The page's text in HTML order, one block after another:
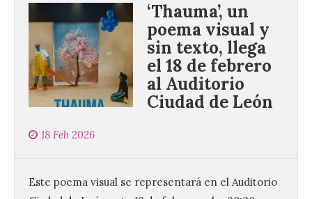
‘Thauma’, un
poema visual y
sin texto, llega
el 18 de febrero
al Auditorio
Ciudad de León
18 Feb 2026
Este poema visual se representará en el Auditorio
cancela la temporada de
6 Ago 2026